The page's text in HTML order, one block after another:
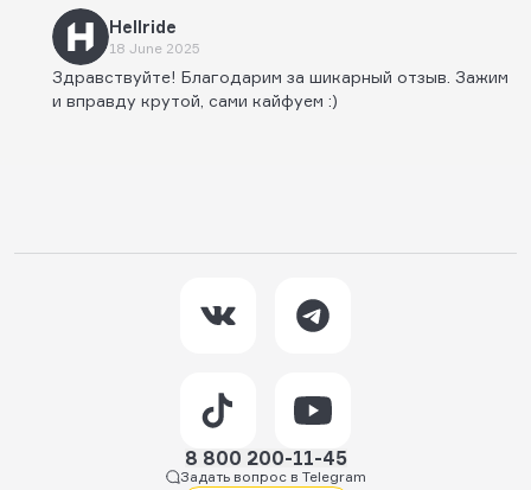
Hellride
18 June 2025
Здравствуйте! Благодарим за шикарный отзыв. Зажим
и вправду крутой, сами кайфуем :)
8 800 200-11-45
Задать вопрос в Telegram